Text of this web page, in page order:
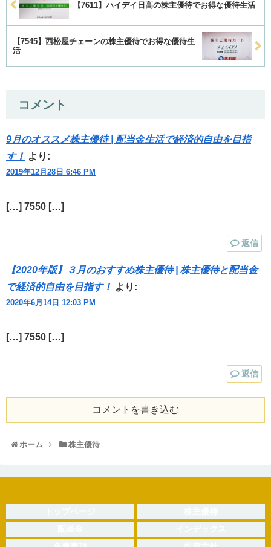
【7611】ハイデイ日高の株主優待でお得な優待生活
【7545】西松屋チェーンの株主優待でお得な優待生
活
コメント
9月のオススメ株主優待 | 配当金生活で経済的自由を目指
す！ より:
2019年12月28日 6:46 PM
[…] 7550 […]
返信
【2020年版】３月のおすすめ株主優待 | 株主優待と配当金
で経済的自由を目指す！ より:
2020年6月14日 12:03 PM
[…] 7550 […]
返信
コメントを書き込む
ホーム 株主優待